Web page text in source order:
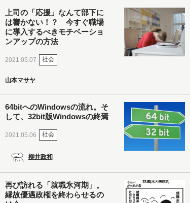
上司の「応援」なんて部下に
は響かない！？ 今すぐ職場
に導入するべきモチベーショ
ンアップの方法
2021.05.07 社会
山本マサヤ
64bitへのWindowsの流れ。そ
して、32bit版Windowsの終焉
2021.05.06 社会
柳井政和
再び訪れる「就職氷河期」。
縁故優遇政権を終わらせるの